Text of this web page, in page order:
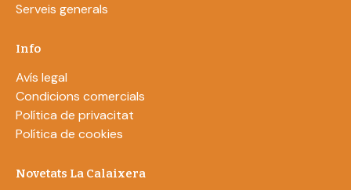
Serveis generals
Info
Avís legal
Condicions comercials
Política de privacitat
Política de cookies
Novetats La Calaixera